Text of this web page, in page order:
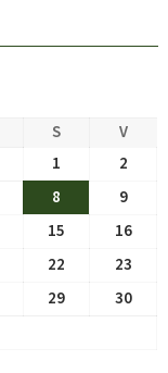
S
V
1
2
8
9
15
16
22
23
29
30